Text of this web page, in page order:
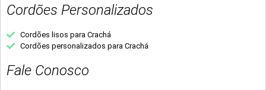
Cordões Personalizados
Cordões lisos para Crachá
Cordões personalizados para Crachá
Fale Conosco